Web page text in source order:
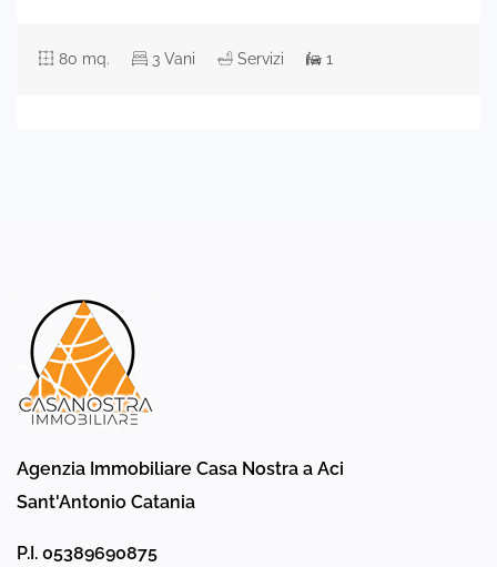
80 mq. 3 Vani Servizi 1
Agenzia Immobiliare Casa Nostra a Aci
Sant'Antonio Catania
P.I. 05389690875